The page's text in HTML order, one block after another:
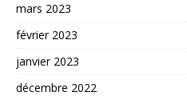
mars 2023
février 2023
janvier 2023
décembre 2022